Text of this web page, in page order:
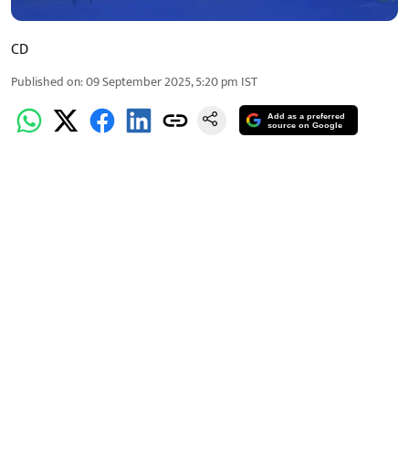
CD
Published on:09 September 2025, 5:20 pm IST
Add as a preferred
source on Google